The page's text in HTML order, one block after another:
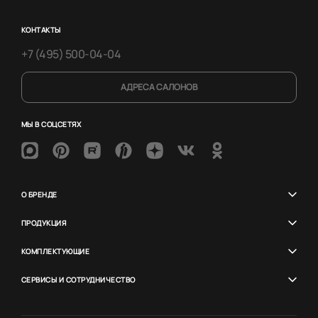
КОНТАКТЫ
+7 (495) 500-04-04
АДРЕСА САЛОНОВ
МЫ В СОЦСЕТЯХ
О БРЕНДЕ
ПРОДУКЦИЯ
КОМПЛЕКТУЮЩИЕ
СЕРВИСЫ И СОТРУДНИЧЕСТВО